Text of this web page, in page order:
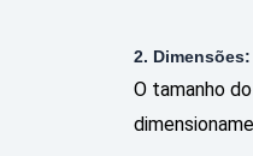
2.
O tamanho